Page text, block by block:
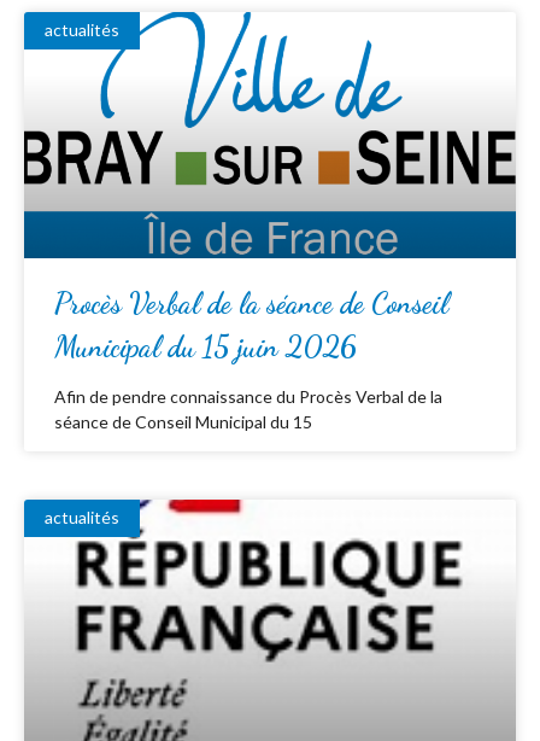
actualités
Procès Verbal de la séance de Conseil
Municipal du 15 juin 2026
Afin de pendre connaissance du Procès Verbal de la
séance de Conseil Municipal du 15
actualités